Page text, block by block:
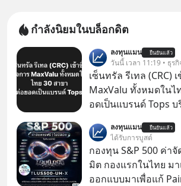
กำลังนิยมในบล็อกดิต
ลงทุนแมน ยืนยันแล้ว
วันนี้ เวลา 11:19 • ธุรกิ
เซ็นทรัล รีเทล (CRC)
MaxValu ทั้งหมดในไ
อดเป็นแบรนด์ Tops
CRC แจ้งตลาดหลักทรั
เซ็นทรัล ฟู้ด รีเทล จำกั
บริษัทย่อยที่ CRC ถือหุ้
ทางอ้อม 100%
ลงทุนแมน ยืนยันแล้ว
ได้รับการบูสต์
กองทุน S&P 500 ค่า
มิต กองแรกในไทย ม
ออกแบบมาเพื่อแก้